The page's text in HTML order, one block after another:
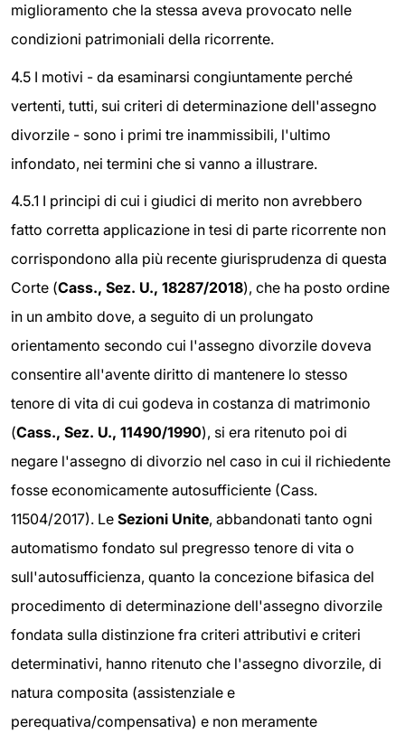
miglioramento che la stessa aveva provocato nelle
condizioni patrimoniali della ricorrente.
4.5 I motivi - da esaminarsi congiuntamente perché
vertenti, tutti, sui criteri di determinazione dell'assegno
divorzile - sono i primi tre inammissibili, l'ultimo
infondato, nei termini che si vanno a illustrare.
4.5.1 I principi di cui i giudici di merito non avrebbero
fatto corretta applicazione in tesi di parte ricorrente non
corrispondono alla più recente giurisprudenza di questa
Corte (Cass., Sez. U., 18287/2018), che ha posto ordine
in un ambito dove, a seguito di un prolungato
orientamento secondo cui l'assegno divorzile doveva
consentire all'avente diritto di mantenere lo stesso
tenore di vita di cui godeva in costanza di matrimonio
(Cass., Sez. U., 11490/1990), si era ritenuto poi di
negare l'assegno di divorzio nel caso in cui il richiedente
fosse economicamente autosufficiente (Cass.
11504/2017). Le Sezioni Unite, abbandonati tanto ogni
automatismo fondato sul pregresso tenore di vita o
sull'autosufficienza, quanto la concezione bifasica del
procedimento di determinazione dell'assegno divorzile
fondata sulla distinzione fra criteri attributivi e criteri
determinativi, hanno ritenuto che l'assegno divorzile, di
natura composita (assistenziale e
perequativa/compensativa) e non meramente